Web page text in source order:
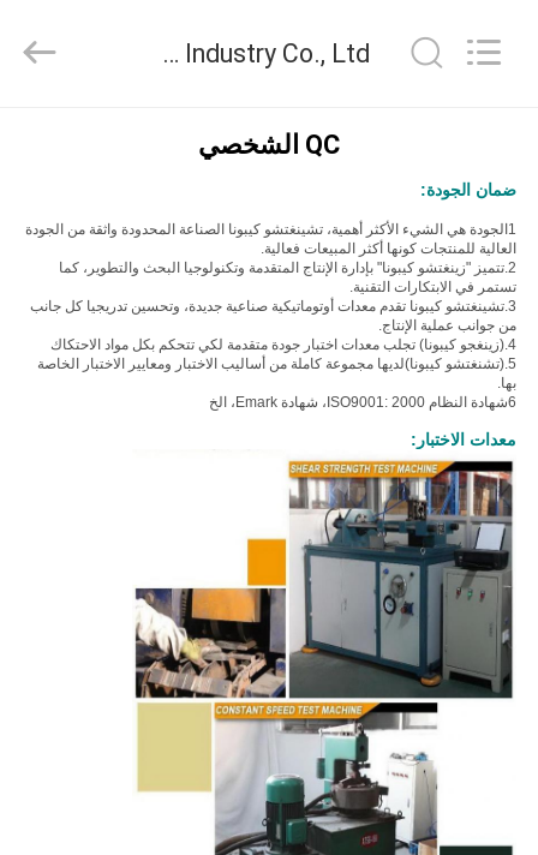
منتجات
معلومات
عنا
جولة
في
المعمل
مراقبة
الجودة
اتصل
اقتباس
Zhengzhou Kebona Industry Co., Ltd ضبط الجودة
QC الشخصي
ضمان الجودة:
1الجودة هي الشيء الأكثر أهمية، تشينغتشو كيبونا الصناعة المحدودة واثقة من الجودة
العالية للمنتجات كونها أكثر المبيعات فعالية.
2. تتميز "زينغتشو كيبونا" بإدارة الإنتاج المتقدمة وتكنولوجيا البحث والتطوير، كما
تستمر في الابتكارات التقنية.
3. تشينغتشو كيبونا تقدم معدات أوتوماتيكية صناعية جديدة، وتحسين تدريجيا كل جانب
من جوانب عملية الإنتاج.
4. (زينغجو كيبونا) تجلب معدات اختبار جودة متقدمة لكي تتحكم بكل مواد الاحتكاك
5. (تشنغتشو كيبونا)لديها مجموعة كاملة من أساليب الاختبار ومعايير الاختبار الخاصة
بها.
6شهادة النظام ISO9001: 2000، شهادة Emark، الخ
معدات الاختبار: